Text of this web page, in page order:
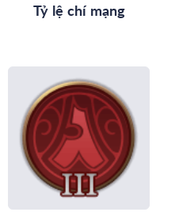
Tỷ lệ chí mạng